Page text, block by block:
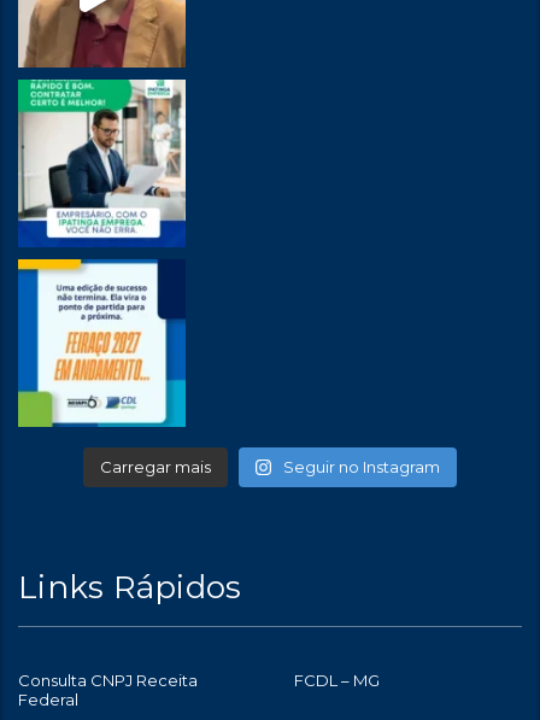
Carregar mais Seguir no Instagram
Links Rápidos
Consulta CNPJ Receita
Federal
FCDL – MG